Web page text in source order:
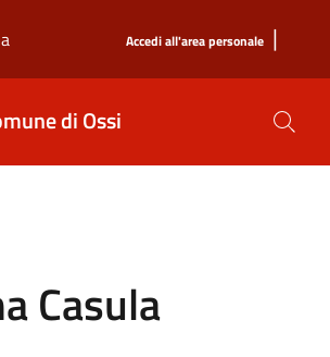
Accedi all'area personale |
di Ossi
Casula